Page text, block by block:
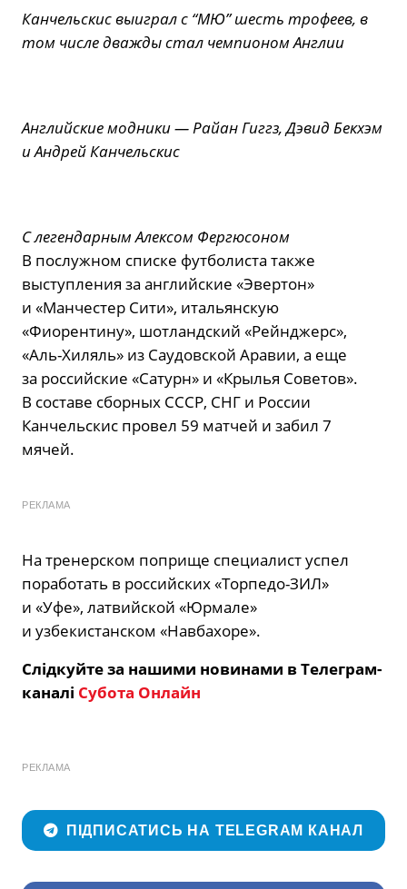
Канчельскис выиграл с “МЮ” шесть трофеев, в
том числе дважды стал чемпионом Англии
Английские модники — Райан Гиггз, Дэвид Бекхэм
и Андрей Канчельскис
С легендарным Алексом Фергюсоном
В послужном списке футболиста также
выступления за английские «Эвертон»
и «Манчестер Сити», итальянскую
«Фиорентину», шотландский «Рейнджерс»,
«Аль-Хиляль» из Саудовской Аравии, а еще
за российские «Сатурн» и «Крылья Советов».
В составе сборных СССР, СНГ и России
Канчельскис провел 59 матчей и забил 7
мячей.
РЕКЛАМА
На тренерском поприще специалист успел
поработать в российских «Торпедо-ЗИЛ»
и «Уфе», латвийской «Юрмале»
и узбекистанском «Навбахоре».
Слідкуйте за нашими новинами в Телеграм-
каналі Субота Онлайн
РЕКЛАМА
ПІДПИСАТИСЬ НА TELEGRAM КАНАЛ